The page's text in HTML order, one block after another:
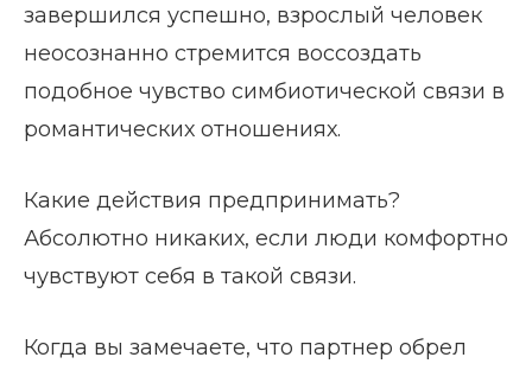
завершился успешно, взрослый человек
неосознанно стремится воссоздать
подобное чувство симбиотической связи в
романтических отношениях.
Какие действия предпринимать?
Абсолютно никаких, если люди комфортно
чувствуют себя в такой связи.
Когда вы замечаете, что партнер обрел